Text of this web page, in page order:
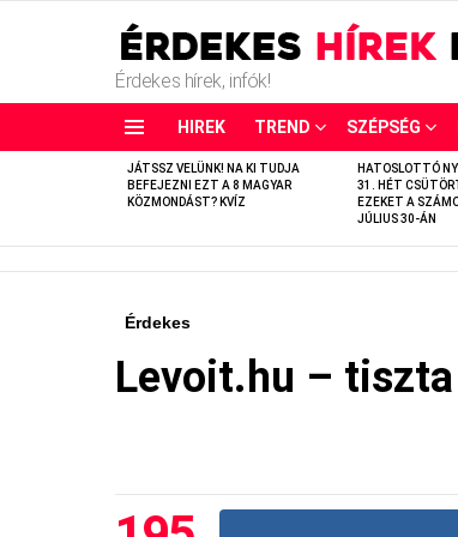
Érdekes hírek, infók!
HIREK TREND SZÉPSÉG
LATEST
STORIES
JÁTSSZ VELÜNK! NA KI TUDJA
BEFEJEZNI EZT A 8 MAGYAR
KÖZMONDÁST? KVÍZ
HATOSLOTTÓ
31. HÉT
EZEKET A
JÚLIUS 30-ÁN
Érdekes
Levoit.hu –